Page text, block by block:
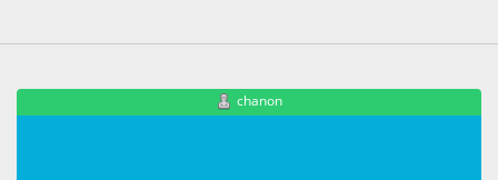
chanon